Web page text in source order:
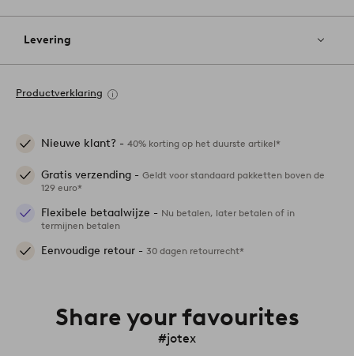
Levering
Productverklaring
Nieuwe klant? - 40% korting op het duurste artikel*
Gratis verzending - Geldt voor standaard pakketten boven de
129 euro*
Flexibele betaalwijze - Nu betalen, later betalen of in
termijnen betalen
Eenvoudige retour - 30 dagen retourrecht*
Share your favourites
#jotex